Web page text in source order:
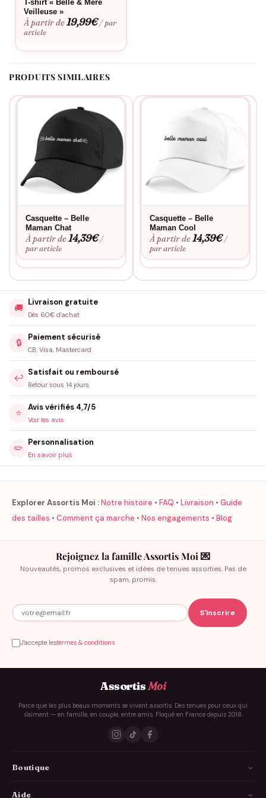
Consultez notre guide des tailles
Envie d’une touche personnelle ? Découvrez notre
personnalisation
lavage et le système de réglage garantit un maintien
T-shirt « Belle & Mere
Veilleuse »
À partir de19,99€ / par
article
PRODUITS SIMILAIRES
Casquette – Belle
Maman Chat
À partir de14,39€ /
par article
Casquette – Belle
Maman Cool
À partir de14,39€ /
par article
🚚
Livraison gratuite
Dès 60€ d'achat
🔒
Paiement sécurisé
CB, Visa, Mastercard
↩️
Satisfait ou remboursé
Retour sous 14 jours
⭐
Avis vérifiés 4,7/5
Voir les avis
✏️
Personnalisation
En savoir plus
Explorer Assortis Moi :Notre histoire • FAQ • Livraison • Guide
des tailles • Comment ça marche • Nos engagements • Blog
Rejoignez la famille Assortis Moi 💌
Nouveautés, promos exclusives et idées de tenues assorties. Pas de
spam, promis.
J'accepte lestermes & conditions
AssortisMoi
Parce que les plus beaux moments se vivent assortis. Des tenues pour ceux qui
s'aiment — en famille, en couple, entre amis. Floqué en France depuis 2018.
Boutique
Aide